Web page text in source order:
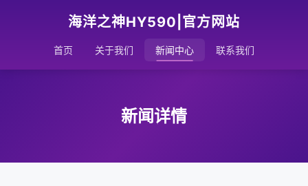
海洋之神HY590|官方网站
首页 关于我们 新闻中心 联系我们
新闻详情